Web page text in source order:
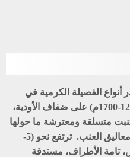
الفصيلة الكرمية في
جبال السراة، تنبت على ارتفاع (1200-1700م) على ضفاف الأودية،
متسلقة ومعترشة ما حولها
من الأشجار بواسطة معاليق تشبه معاليق العنب. ترتفع نحو (5-
تامة الأطراف، مستدقة